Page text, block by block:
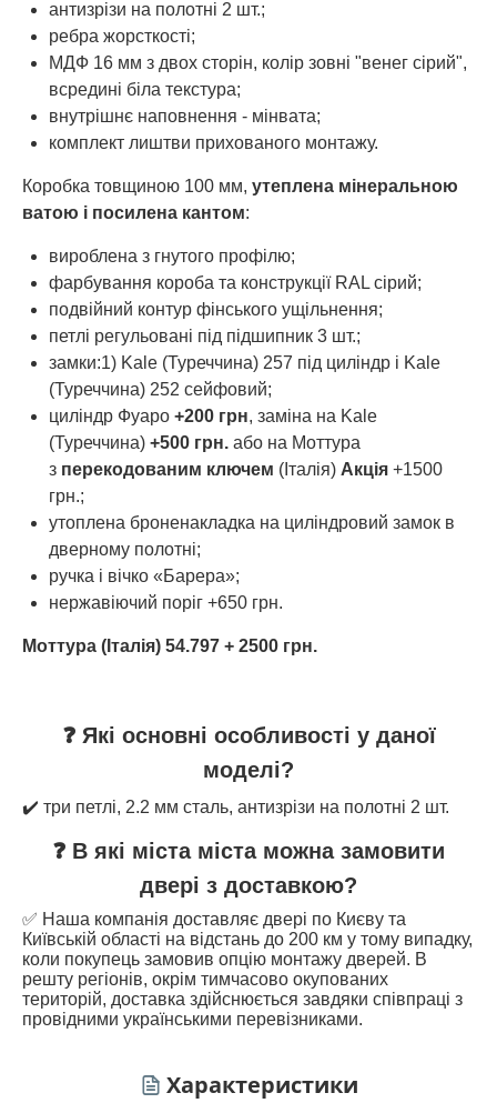
антизрізи на полотні 2 шт.;
ребра жорсткості;
МДФ 16 мм з двох сторін, колір зовні "венег сірий",
всредині біла текстура;
внутрішнє наповнення - мінвата;
комплект лиштви прихованого монтажу.
Коробка товщиною 100 мм, утеплена мінеральною
ватою і посилена кантом:
вироблена з гнутого профілю;
фарбування короба та конструкції RAL сірий;
подвійний контур фінського ущільнення;
петлі регульовані під підшипник 3 шт.;
замки:1) Kale (Туреччина) 257 під циліндр і Kale
(Туреччина) 252 сейфовий;
циліндр Фуаро +200 грн, заміна на Kale
(Туреччина) +500 грн. або на Моттура
з перекодованим ключем (Італія) Акція +1500
грн.;
утоплена броненакладка на циліндровий замок в
дверному полотні;
ручка і вічко «Барера»;
нержавіючий поріг +650 грн.
Моттура (Італія) 54.797 + 2500 грн.
❓ Які основні особливості у даної
моделі?
✔️ три петлі, 2.2 мм сталь, антизрізи на полотні 2 шт.
❓ В які міста міста можна замовити
двері з доставкою?
✅ Наша компанія доставляє двері по Києву та
Київській області на відстань до 200 км у тому випадку,
коли покупець замовив опцію монтажу дверей. В
решту регіонів, окрім тимчасово окупованих
територій, доставка здійснюється завдяки співпраці з
провідними українськими перевізниками.
Характеристики